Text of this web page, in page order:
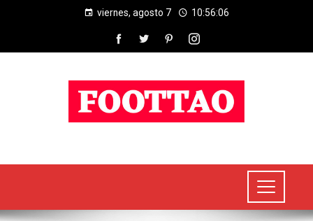
viernes, agosto 7 10:56:07